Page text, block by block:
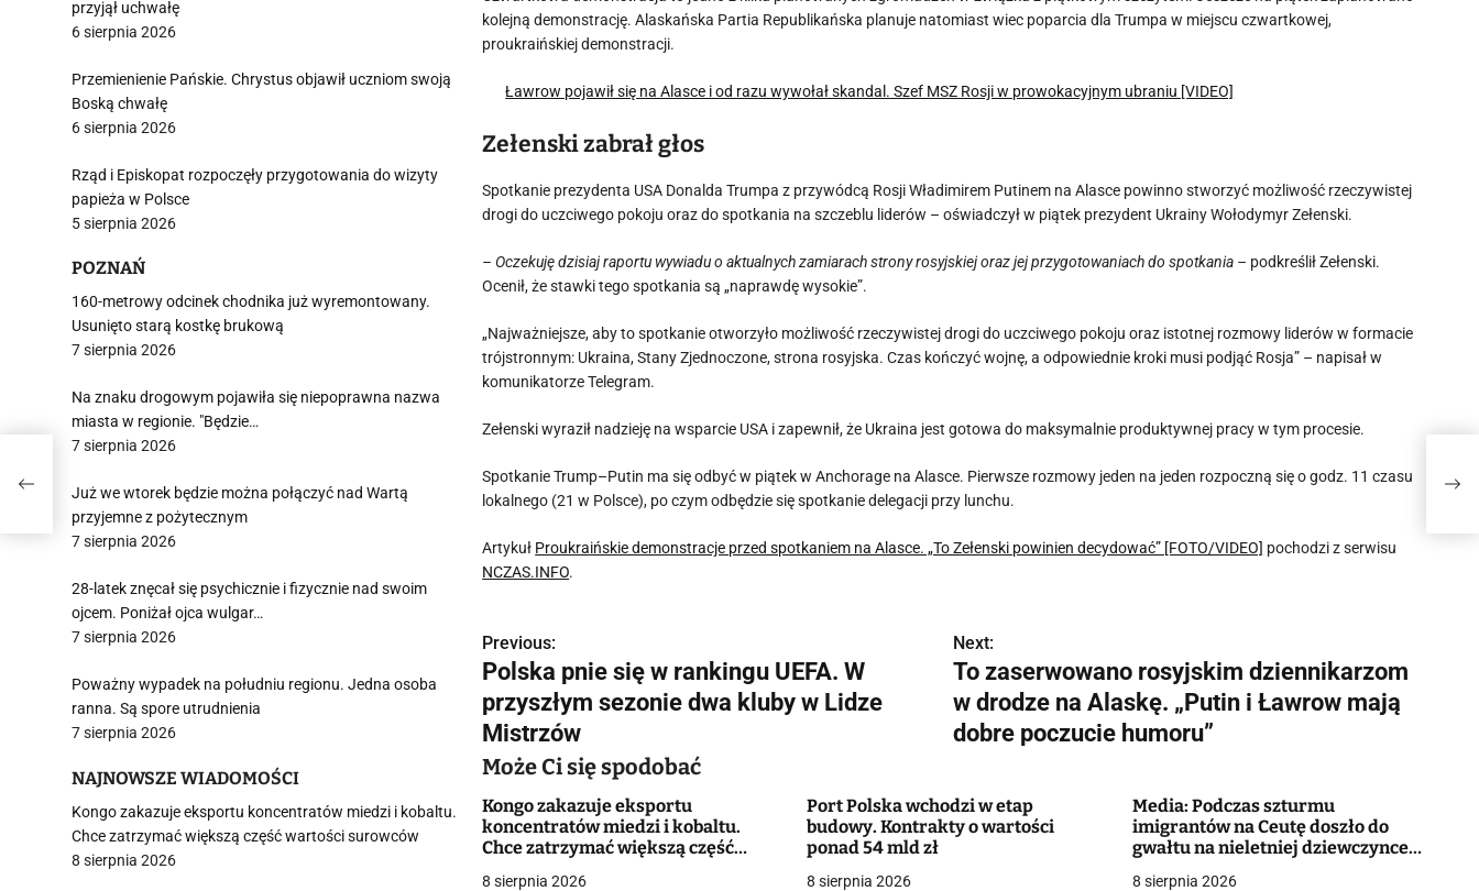
kolejną demonstrację. Alaskańska Partia Republikańska planuje natomiast wiec poparcia dla Trumpa w miejscu czwartkowej,
proukraińskiej demonstracji.
Ławrow pojawił się na Alasce i od razu wywołał skandal. Szef MSZ Rosji w prowokacyjnym ubraniu [VIDEO]
Zełenski zabrał głos
Spotkanie prezydenta USA Donalda Trumpa z przywódcą Rosji Władimirem Putinem na Alasce powinno stworzyć możliwość rzeczywistej
drogi do uczciwego pokoju oraz do spotkania na szczeblu liderów – oświadczył w piątek prezydent Ukrainy Wołodymyr Zełenski.
– Oczekuję dzisiaj raportu wywiadu o aktualnych zamiarach strony rosyjskiej oraz jej przygotowaniach do spotkania – podkreślił Zełenski.
Ocenił, że stawki tego spotkania są „naprawdę wysokie”.
„Najważniejsze, aby to spotkanie otworzyło możliwość rzeczywistej drogi do uczciwego pokoju oraz istotnej rozmowy liderów w formacie
trójstronnym: Ukraina, Stany Zjednoczone, strona rosyjska. Czas kończyć wojnę, a odpowiednie kroki musi podjąć Rosja” – napisał w
komunikatorze Telegram.
Zełenski wyraził nadzieję na wsparcie USA i zapewnił, że Ukraina jest gotowa do maksymalnie produktywnej pracy w tym procesie.
Spotkanie Trump–Putin ma się odbyć w piątek w Anchorage na Alasce. Pierwsze rozmowy jeden na jeden rozpoczną się o godz. 11 czasu
lokalnego (21 w Polsce), po czym odbędzie się spotkanie delegacji przy lunchu.
Artykuł Proukraińskie demonstracje przed spotkaniem na Alasce. „To Zełenski powinien decydować” [FOTO/VIDEO] pochodzi z serwisu
NCZAS.INFO.
N
a
w
i
g
a
Previous:
Polska pnie się w rankingu UEFA. W
przyszłym sezonie dwa kluby w Lidze
Mistrzów
Next:
To zaserwowano rosyjskim dziennikarzom
w drodze na Alaskę. „Putin i Ławrow mają
dobre poczucie humoru”
Może Ci się spodobać
Kongo zakazuje eksportu
koncentratów miedzi i kobaltu.
Chce zatrzymać większą część
8 sierpnia 2026
Port Polska wchodzi w etap
budowy. Kontrakty o wartości
ponad 54 mld zł
8 sierpnia 2026
Media: Podczas szturmu
imigrantów na Ceutę doszło do
gwałtu na nieletniej dziewczynce.
8 sierpnia 2026
przyjął uchwałę
6 sierpnia 2026
Przemienienie Pańskie. Chrystus objawił uczniom swoją
Boską chwałę
6 sierpnia 2026
Rząd i Episkopat rozpoczęły przygotowania do wizyty
papieża w Polsce
5 sierpnia 2026
POZNAŃ
160-metrowy odcinek chodnika już wyremontowany.
Usunięto starą kostkę brukową
7 sierpnia 2026
Na znaku drogowym pojawiła się niepoprawna nazwa
miasta w regionie. "Będzie…
7 sierpnia 2026
Już we wtorek będzie można połączyć nad Wartą
przyjemne z pożytecznym
7 sierpnia 2026
28-latek znęcał się psychicznie i fizycznie nad swoim
ojcem. Poniżał ojca wulgar…
7 sierpnia 2026
Poważny wypadek na południu regionu. Jedna osoba
ranna. Są spore utrudnienia
7 sierpnia 2026
NAJNOWSZE WIADOMOŚCI
Kongo zakazuje eksportu koncentratów miedzi i kobaltu.
Chce zatrzymać większą część wartości surowców
8 sierpnia 2026